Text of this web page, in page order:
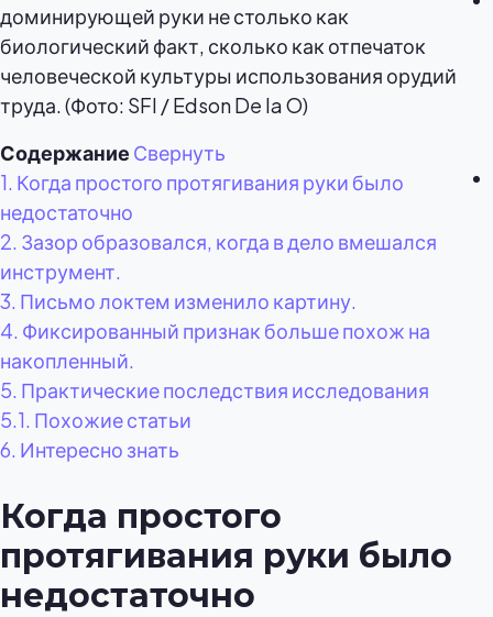
доминирующей руки не столько как
биологический факт, сколько как отпечаток
человеческой культуры использования орудий
труда. (Фото: SFI / Edson De la O)
Содержание Свернуть
1. Когда простого протягивания руки было
недостаточно
2. Зазор образовался, когда в дело вмешался
инструмент.
3. Письмо локтем изменило картину.
4. Фиксированный признак больше похож на
накопленный.
5. Практические последствия исследования
5.1. Похожие статьи
6. Интересно знать
Когда простого
протягивания руки было
недостаточно